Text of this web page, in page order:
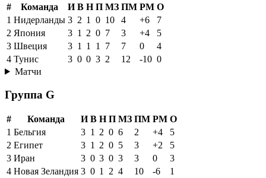
# Команда И В Н П МЗ ПМ РМ О
1 Нидерланды 3 2 1 0 10 4 +6
7
2 Япония 3 1 2 0 7 3 +4
5
3 Швеция 3 1 1 1 7 7 0
4
4 Тунис 3 0 0 3 2 12 -10 0
Матчи
Группа G
# Команда И В Н П МЗ ПМ РМ О
1 Бельгия 3 1 2 0 6 2 +4
5
2 Египет 3 1 2 0 5 3 +2
5
3 Иран 3 0 3 0 3 3 0
3
4 Новая Зеландия 3 0 1 2 4 10 -6
1